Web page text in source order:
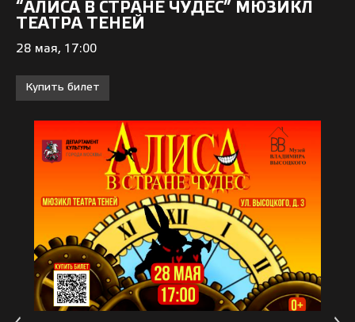
“АЛИСА В СТРАНЕ ЧУДЕС” МЮЗИКЛ
ТЕАТРА ТЕНЕЙ
28 мая, 17:00
Купить билет